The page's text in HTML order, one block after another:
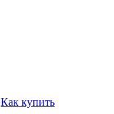
Как купить